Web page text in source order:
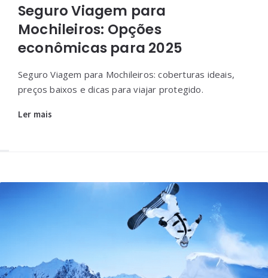
Seguro Viagem para
Mochileiros: Opções
econômicas para 2025
Seguro Viagem para Mochileiros: coberturas ideais,
preços baixos e dicas para viajar protegido.
Ler mais